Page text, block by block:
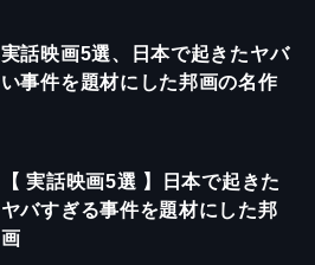
実話映画5選、日本で起きたヤバ
い事件を題材にした邦画の名作
【 実話映画5選 】日本で起きた
ヤバすぎる事件を題材にした邦
画